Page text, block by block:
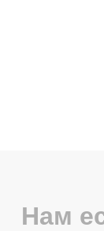
Нам